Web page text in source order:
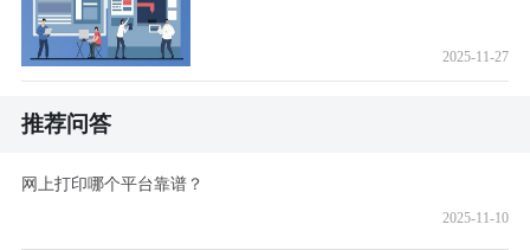
2025-11-27
推荐问答
网上打印哪个平台靠谱？
2025-11-10